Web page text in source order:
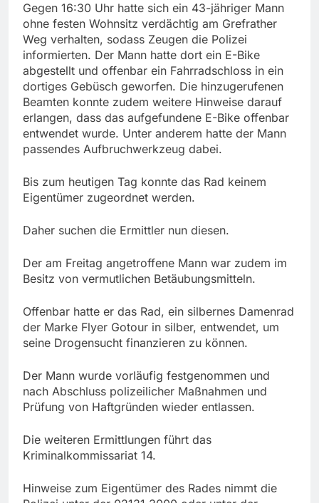
Gegen 16:30 Uhr hatte sich ein 43-jähriger Mann
ohne festen Wohnsitz verdächtig am Grefrather
Weg verhalten, sodass Zeugen die Polizei
informierten. Der Mann hatte dort ein E-Bike
abgestellt und offenbar ein Fahrradschloss in ein
dortiges Gebüsch geworfen. Die hinzugerufenen
Beamten konnte zudem weitere Hinweise darauf
erlangen, dass das aufgefundene E-Bike offenbar
entwendet wurde. Unter anderem hatte der Mann
passendes Aufbruchwerkzeug dabei.
Bis zum heutigen Tag konnte das Rad keinem
Eigentümer zugeordnet werden.
Daher suchen die Ermittler nun diesen.
Der am Freitag angetroffene Mann war zudem im
Besitz von vermutlichen Betäubungsmitteln.
Offenbar hatte er das Rad, ein silbernes Damenrad
der Marke Flyer Gotour in silber, entwendet, um
seine Drogensucht finanzieren zu können.
Der Mann wurde vorläufig festgenommen und
nach Abschluss polizeilicher Maßnahmen und
Prüfung von Haftgründen wieder entlassen.
Die weiteren Ermittlungen führt das
Kriminalkommissariat 14.
Hinweise zum Eigentümer des Rades nimmt die